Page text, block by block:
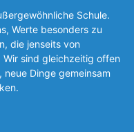
Schule.
Werte besonders zu
die jen­seits von
sind gleichzeitig offen
Dinge gemeinsam